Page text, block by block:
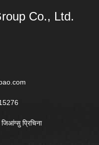
Co., Ltd.
प्रिचिना